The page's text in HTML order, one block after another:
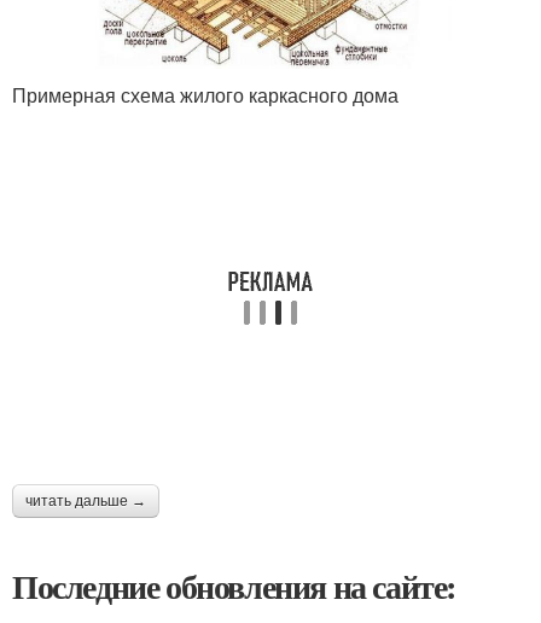
Примерная схема жилого каркасного дома
читать дальше →
Последние обновления на сайте: